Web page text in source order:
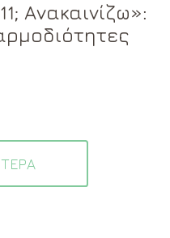
Ανακαινίζω»: